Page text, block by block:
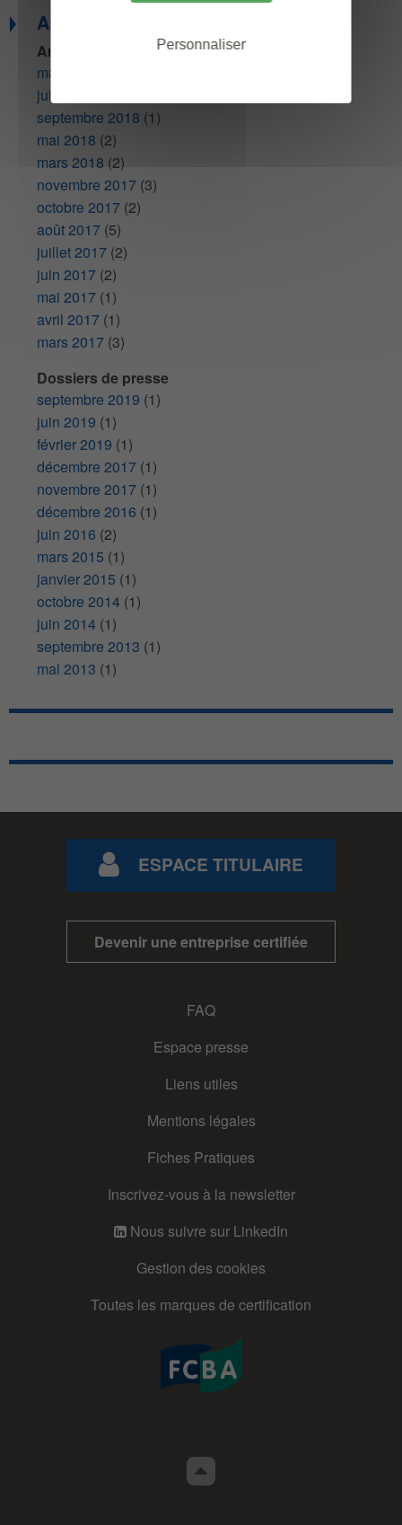
Personnaliser
Archives
Articles de presse
mars 2020
juillet 2019
septembre 2018 (1)
mai 2018 (2)
mars 2018 (2)
novembre 2017 (3)
octobre 2017 (2)
août 2017 (5)
juillet 2017 (2)
juin 2017 (2)
mai 2017 (1)
avril 2017 (1)
mars 2017 (3)
Dossiers de presse
septembre 2019 (1)
juin 2019 (1)
février 2019 (1)
décembre 2017 (1)
novembre 2017 (1)
décembre 2016 (1)
juin 2016 (2)
mars 2015 (1)
janvier 2015 (1)
octobre 2014 (1)
juin 2014 (1)
septembre 2013 (1)
mai 2013 (1)
ESPACE TITULAIRE
Devenir une entreprise certifiée
FAQ
Espace presse
Liens utiles
Mentions légales
Fiches Pratiques
Inscrivez-vous à la newsletter
Nous suivre sur LinkedIn
Gestion des cookies
Toutes les marques de certification